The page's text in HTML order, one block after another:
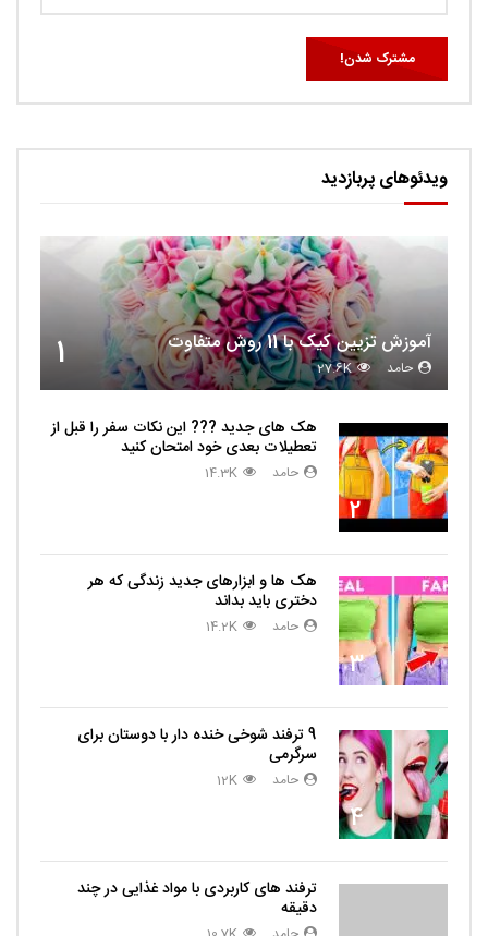
ویدئوهای پربازدید
1 آموزش تزیین کیک با 11 روش متفاوت
حامد 27.6K
2
هک های جدید ??️? این نکات سفر را قبل از
تعطیلات بعدی خود امتحان کنید
حامد 14.3K
3
هک ها و ابزارهای جدید زندگی که هر
دختری باید بداند
حامد 14.2K
4
9 ترفند شوخی خنده دار با دوستان برای
سرگرمی
حامد 12K
ترفند های کاربردی با مواد غذایی در چند
دقیقه